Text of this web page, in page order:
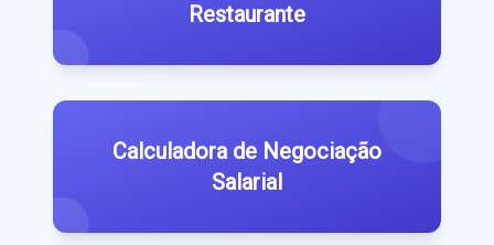
Restaurante
Calculadora de Negociação
Salarial